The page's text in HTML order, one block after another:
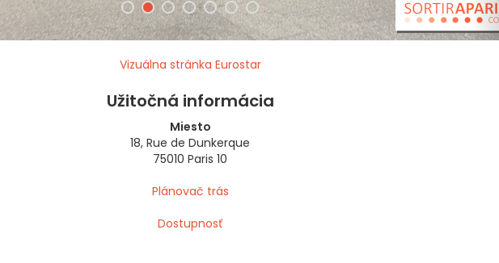
Vizuálna stránka Eurostar
Užitočná informácia
Miesto
18, Rue de Dunkerque
75010 Paris 10
Plánovač trás
Dostupnosť